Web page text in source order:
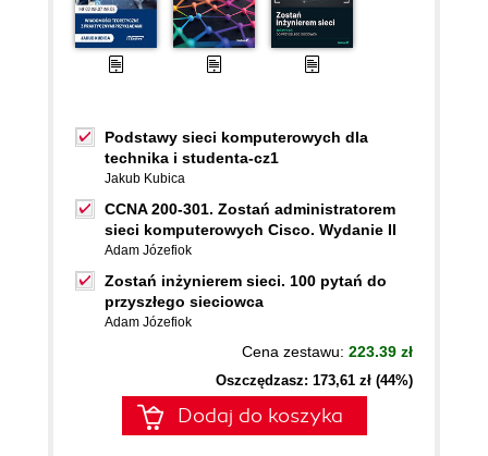
Podstawy sieci komputerowych dla
technika i studenta-cz1
Jakub Kubica
CCNA 200-301. Zostań administratorem
sieci komputerowych Cisco. Wydanie II
Adam Józefiok
Zostań inżynierem sieci. 100 pytań do
przyszłego sieciowca
Adam Józefiok
Cena zestawu: 223.39 zł
Oszczędzasz: 173,61 zł (44%)
Dodaj do koszyka